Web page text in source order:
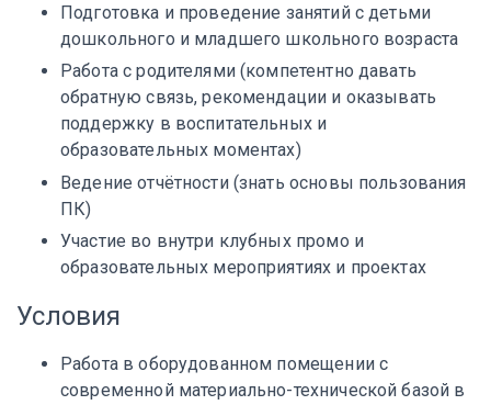
Подготовка и проведение занятий с детьми
дошкольного и младшего школьного возраста
Работа с родителями (компетентно давать
обратную связь, рекомендации и оказывать
поддержку в воспитательных и
образовательных моментах)
Ведение отчётности (знать основы пользования
ПК)
Участие во внутри клубных промо и
образовательных мероприятиях и проектах
Условия
Работа в оборудованном помещении с
современной материально-технической базой в